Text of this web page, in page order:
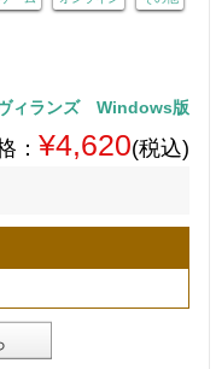
ィランズ Windows版
： ¥4,620(税込)